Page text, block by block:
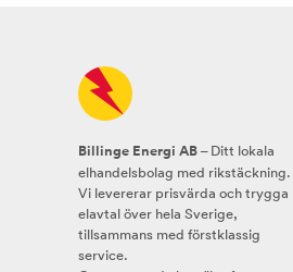
Billinge Energi AB– Ditt lokala
elhandelsbolag med rikstäckning.
Vi levererar prisvärda och trygga
elavtal över hela Sverige,
tillsammans med förstklassig
service.